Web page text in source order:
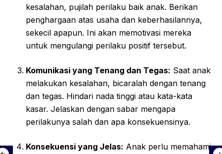
kesalahan, pujilah perilaku baik anak. Berikan
penghargaan atas usaha dan keberhasilannya,
sekecil apapun. Ini akan memotivasi mereka
untuk mengulangi perilaku positif tersebut.
Komunikasi yang Tenang dan Tegas: Saat anak
melakukan kesalahan, bicaralah dengan tenang
dan tegas. Hindari nada tinggi atau kata-kata
kasar. Jelaskan dengan sabar mengapa
perilakunya salah dan apa konsekuensinya.
Konsekuensi yang Jelas: Anak perlu memahami